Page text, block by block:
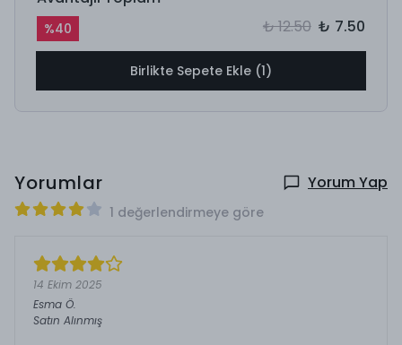
%40 ₺ 12.50 ₺ 7.50
Birlikte Sepete Ekle (1)
Yorumlar Yorum Yap
1 değerlendirmeye göre
14 Ekim 2025
Esma Ö.
Satın Alınmış